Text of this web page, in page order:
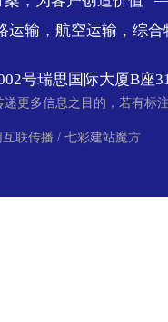
运输，航空运输，综
号瑞思国际大厦B座
更多信息之目的，若有标
联传播 / 七彩建站魔方